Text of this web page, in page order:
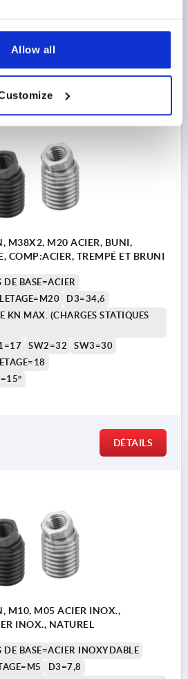
Allow all
DÉTAILS
M38X2, M20 ACIER, BUNI,
COMP:ACIER, TREMPÉ ET BRUNI
DE BASE=ACIER
D3=34,6
KN MAX. (CHARGES STATIQUES
SW2=32
SW3=30
DÉTAILS
M10, M05 ACIER INOX.,
INOX., NATUREL
DE BASE=ACIER INOXYDABLE
D3=7,8